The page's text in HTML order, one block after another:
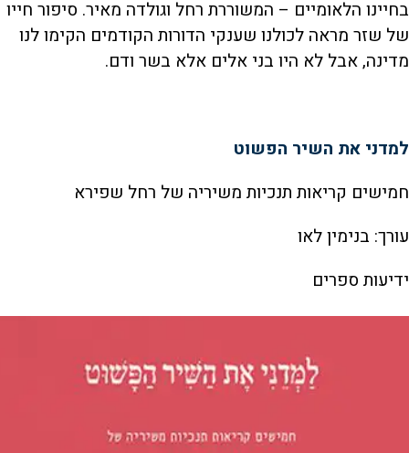
בחיינו הלאומיים – המשוררת רחל וגולדה מאיר. סיפור חייו
של שזר מראה לכולנו שענקי הדורות הקודמים הקימו לנו
מדינה, אבל לא היו בני אלים אלא בשר ודם.
למדני את השיר הפשוט
חמישים קריאות תנכיות משיריה של רחל שפירא
עורך: בנימין לאו
ידיעות ספרים